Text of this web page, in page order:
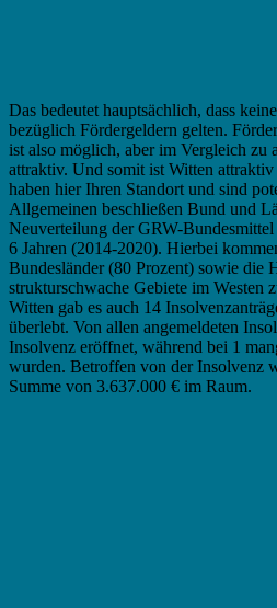
Das bedeutet hauptsächlich, dass
bezüglich Fördergeldern gelten.
ist also möglich, aber im Vergleich zu
attraktiv. Und somit ist Witten
haben hier Ihren Standort und sind
Allgemeinen beschließen Bund und
Neuverteilung der GRW-
6 Jahren (2014-2020). Hierbei
Bundesländer (80 Prozent) sowie die
strukturschwache Gebiete im Westen
Witten gab es auch 14
überlebt. Von allen angemeldeten
Insolvenz eröffnet, während bei 1
wurden. Betroffen von der Insolvenz
Summe von 3.637.000 € im Raum.